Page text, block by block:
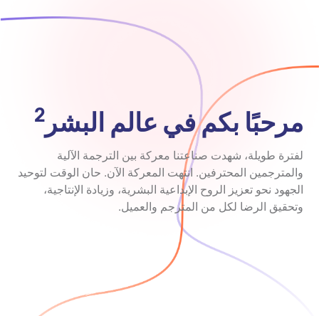
مرحبًا بكم في عالم البشر2
لفترة طويلة، شهدت صناعتنا معركة بين الترجمة الآلية
والمترجمين المحترفين. انتهت المعركة الآن. حان الوقت لتوحيد
الجهود نحو تعزيز الروح الإبداعية البشرية، وزيادة الإنتاجية،
وتحقيق الرضا لكل من المترجم والعميل.